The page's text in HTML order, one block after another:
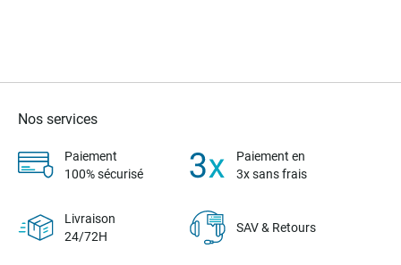
Nos services
Paiement
100% sécurisé
Paiement en
3x sans frais
Livraison
24/72H
SAV & Retours